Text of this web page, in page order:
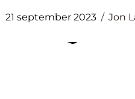
21 september 2023 Jon